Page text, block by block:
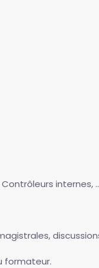
internes,
formateur.